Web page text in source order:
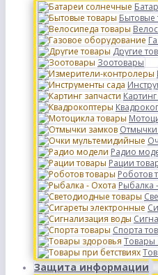
Бытовые
Другие
Зоотовары
Радио
Рации
Роботов
Рыбалка
Спорта
Товары
Защита информации